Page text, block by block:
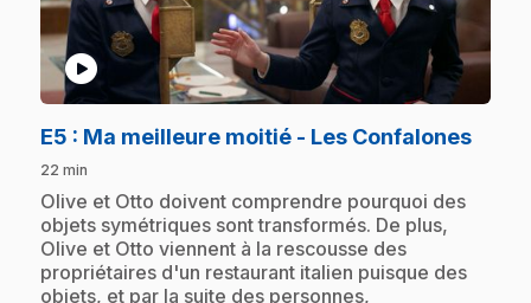
play_circle
E5 : Ma meilleure moitié - Les Confalones.
22 min
.Olive et Otto doivent comprendre pourquoi des
objets symétriques sont transformés. De plus,
Olive et Otto viennent à la rescousse des
propriétaires d'un restaurant italien puisque des
objets, et par la suite des personnes,